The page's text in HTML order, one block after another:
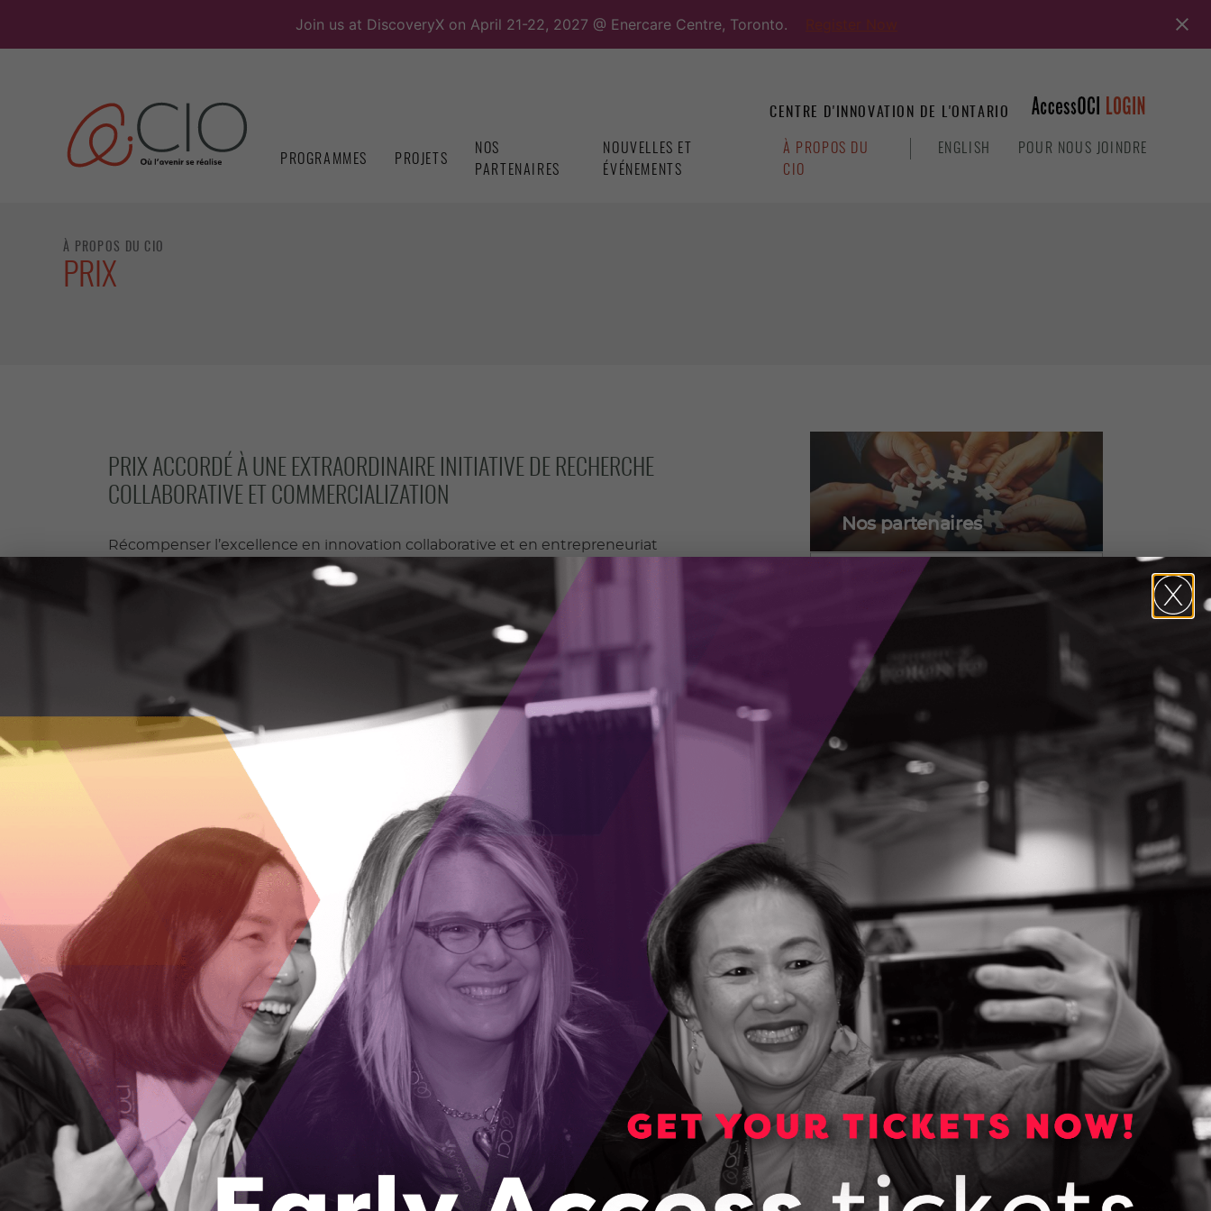
Join us at DiscoveryX on April 21-22, 2027 @ Enercare Centre, Toronto.
content
CENTRE D'INNOVATION DE L'ONTARIO
PROGRAMMES PROJETS
NOS
PARTENAIRES
NOUVELLES ET
ÉVÉNEMENTS
À PROPOS DU
CIO
ENGLISH POUR NOUS JOINDRE
À PROPOS DU CIO
PRIX
PRIX ACCORDÉ À UNE EXTRAORDINAIRE INITIATIVE DE RECHERCHE
COLLABORATIVE ET COMMERCIALIZATION
Récompenser l’excellence en innovation collaborative et en entrepreneuriat
Chaque automne, les CIO soulignent l’excellence en entrepreneuriat et en innovation
collaborative en attribuant le Prix « De l’idée au marché » à l’occasion de leur assemblée
LE PRIX « DE L’IDÉE AU MARCHÉ »
Une célébration des activités collaboratives de recherche soutenues par les CEO les plus
réussies.
Le Prix « De l’idée au marché » des CIO souligne la meilleure collaboration de recherche
soutenue par les CIO, entre les entreprises et les milieux de la recherche, qui aboutit à la
commercialisation efficiente d’idées et de solutions à la fine pointe.
Les récipiendaires du prix seront des exemples de la réussite qui devient possible
lorsque les esprits les plus brillants dans l’industrie et les milieux de la recherche
collaborent pour solutionner les questions les plus aigües de notre époque. Le prix
mettra en lumière leurs accomplissements et devrait inspirer d’autres à adopter une
approche collaborative de la recherche et de la commercialisation, pour finalement bâtir
en Ontario une société plus dynamique et compétitive.
Les mises en candidature pour ce prix sont déposées par le groupe des gestionnaires en
développement commercial des CIO. Les sociétés gagnantes seront annoncées lors de
notre Assemblé générale annuelle.Mavennet
Systems Inc. (lien vers un site web en
anglais) a été déclaré le gagnant de cette année le 20 novembre 2020.
Le Prix « De l’idée au marché »
Prix accordé à une extraordinaire initiative de
recherche collaborative et commercialization
Nos partenaires
La création de partenariats nous
permet de tirer parti de l’expertise
et des ressources qui
correspondent à notre mandat et
d’atteindre un niveau plus élevé
d’impact dans les domaines
stratégiques de priorité
EN SAVOIR PLUS